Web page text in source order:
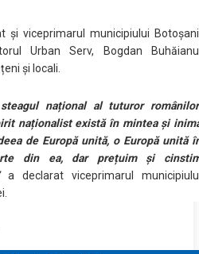
și viceprimarul municipiului
Urban Serv, Bogdan
și locali.
național al tuturor
naționalist există în mintea și
de Europă unită, o Europă unită
din ea, dar prețuim și
a declarat viceprimarul